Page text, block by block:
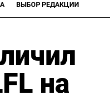
ВЫБОР РЕДАКЦИИ
на